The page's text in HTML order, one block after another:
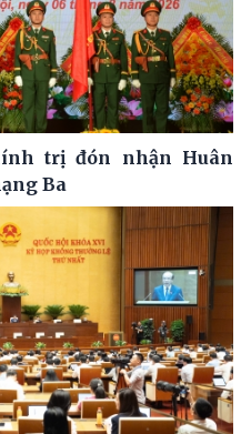
trị đón nhận Huân
Ba